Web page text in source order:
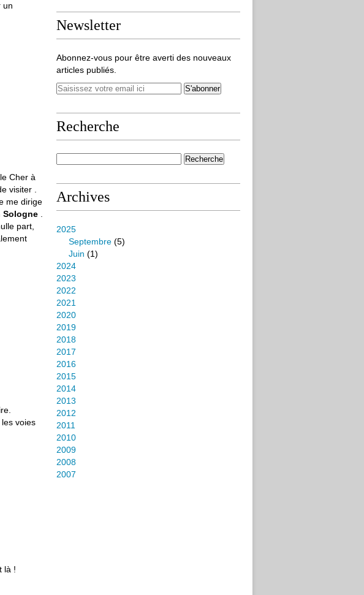
un
Cher à
visiter .
me dirige
Sologne
part,
voies
là !
Newsletter
Abonnez-vous pour être averti des nouveaux
articles publiés.
Recherche
Archives
2025
Septembre (5)
Juin (1)
2024
2023
2022
2021
2020
2019
2018
2017
2016
2015
2014
2013
2012
2011
2010
2009
2008
2007